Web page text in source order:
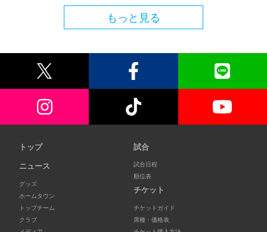
もっと見る
トップ
ニュース
グッズ
ホームタウン
トップチーム
クラブ
試合
試合日程
順位表
チケット
チケットガイド
席種・価格表